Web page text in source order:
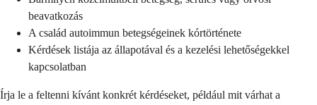
beavatkozás
A család autoimmun betegségeinek kórtörténete
Kérdések listája az állapotával és a kezelési lehetőségekkel
kapcsolatban
Írja le a feltenni kívánt konkrét kérdéseket, például mit várhat a